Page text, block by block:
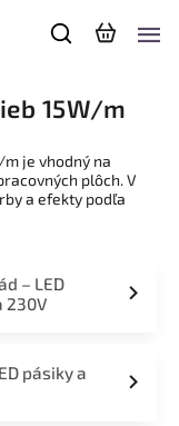
15W/m
m je vhodný na
plôch. V
a efekty podľa
– LED
230V
pásiky a